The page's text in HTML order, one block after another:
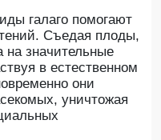
галаго помогают
Съедая плоды,
на значительные
в естественном
они
уничтожая